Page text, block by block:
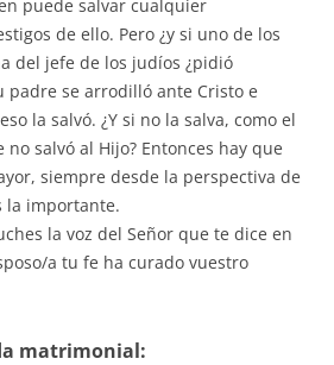
puede salvar cualquier
de ello. Pero ¿y si uno de los
del jefe de los judíos ¿pidió
padre se arrodilló ante Cristo e
la salvó. ¿Y si no la salva, como el
salvó al Hijo? Entonces hay que
siempre desde la perspectiva de
la importante.
la voz del Señor que te dice en
a tu fe ha curado vuestro
matrimonial: